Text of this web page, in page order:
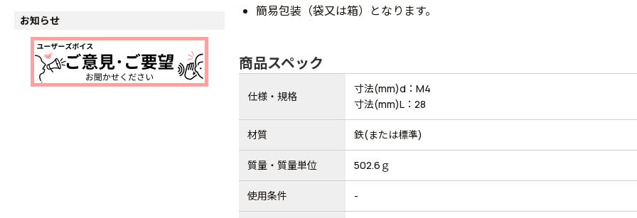
お知らせ
簡易包装（袋又は箱）となります。
商品スペック
仕様・規格
寸法(mm)d：M4
寸法(mm)L：28
材質 鉄(または標準)
質量・質量単位 502.6ｇ
使用条件 -